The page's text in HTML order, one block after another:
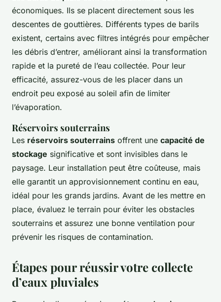
économiques. Ils se placent directement sous les
descentes de gouttières. Différents types de barils
existent, certains avec filtres intégrés pour empêcher
les débris d’entrer, améliorant ainsi la transformation
rapide et la pureté de l’eau collectée. Pour leur
efficacité, assurez-vous de les placer dans un
endroit peu exposé au soleil afin de limiter
l’évaporation.
Réservoirs souterrains
Les réservoirs souterrains offrent une capacité de
stockage significative et sont invisibles dans le
paysage. Leur installation peut être coûteuse, mais
elle garantit un approvisionnement continu en eau,
idéal pour les grands jardins. Avant de les mettre en
place, évaluez le terrain pour éviter les obstacles
souterrains et assurez une bonne ventilation pour
prévenir les risques de contamination.
Étapes pour réussir votre collecte
d’eaux pluviales